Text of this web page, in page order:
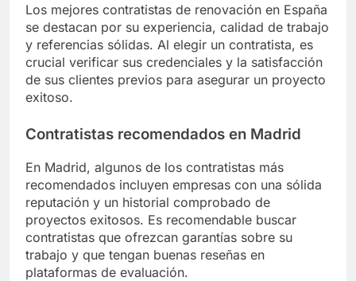
Los mejores contratistas de renovación en España
se destacan por su experiencia, calidad de trabajo
y referencias sólidas. Al elegir un contratista, es
crucial verificar sus credenciales y la satisfacción
de sus clientes previos para asegurar un proyecto
exitoso.
Contratistas recomendados en Madrid
En Madrid, algunos de los contratistas más
recomendados incluyen empresas con una sólida
reputación y un historial comprobado de
proyectos exitosos. Es recomendable buscar
contratistas que ofrezcan garantías sobre su
trabajo y que tengan buenas reseñas en
plataformas de evaluación.